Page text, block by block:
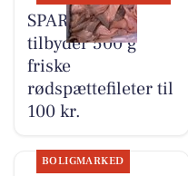
SPAR Visse
tilbyder 500 g
friske
rødspættefileter til
100 kr.
BOLIGMARKED